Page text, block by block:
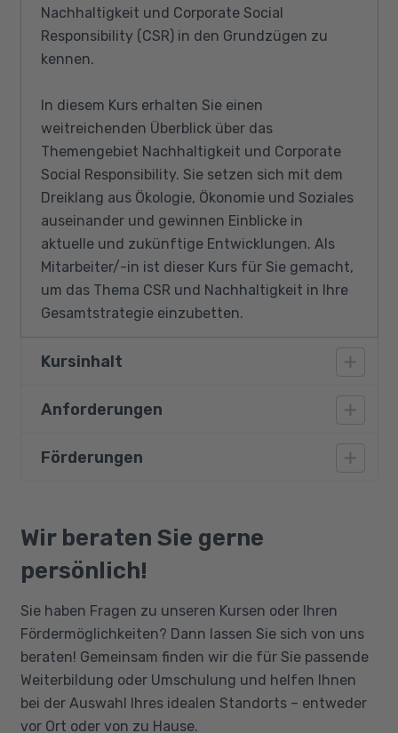
Nachhaltigkeit und Corporate Social
Responsibility (CSR) in den Grundzügen zu
kennen.
In diesem Kurs erhalten Sie einen
weitreichenden Überblick über das
Themengebiet Nachhaltigkeit und Corporate
Social Responsibility. Sie setzen sich mit dem
Dreiklang aus Ökologie, Ökonomie und Soziales
auseinander und gewinnen Einblicke in
aktuelle und zukünftige Entwicklungen. Als
Mitarbeiter/-in ist dieser Kurs für Sie gemacht,
um das Thema CSR und Nachhaltigkeit in Ihre
Gesamtstrategie einzubetten.
Kursinhalt
Nachhaltigkeit und gesellschaftliche
Entstehungskontext und Dimensionen für
nachhaltige Entwicklung bis zum Jahr 2030
Rechtliche Rahmenbedingungen für die
Vergleichende Betrachtung von
Frameworks und Standards
Grundlagenwissen: CSR und
unternehmerische Nachhaltigkeit
Anforderungen
Vorausgesetzt wird eine kaufmännische bzw.
Förderungen
Qualifizierungschancengesetz
Berufliche Rehabilitation
Wir beraten Sie gerne
persönlich!
Sie haben Fragen zu unseren Kursen oder Ihren
Fördermöglichkeiten? Dann lassen Sie sich von uns
beraten! Gemeinsam finden wir die für Sie passende
Weiterbildung oder Umschulung und helfen Ihnen
bei der Auswahl Ihres idealen Standorts – entweder
vor Ort oder von zu Hause.